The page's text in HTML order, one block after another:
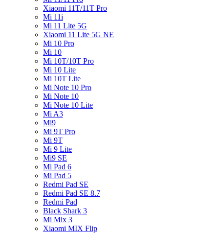
Xiaomi 11T/11T Pro
Mi 11i
Mi 11 Lite 5G
Xiaomi 11 Lite 5G NE
Mi 10 Pro
Mi 10
Mi 10T/10T Pro
Mi 10 Lite
Mi 10T Lite
Mi Note 10 Pro
Mi Note 10
Mi Note 10 Lite
Mi A3
Mi9
Mi 9T Pro
Mi 9T
Mi 9 Lite
Mi9 SE
Mi Pad 6
Mi Pad 5
Redmi Pad SE
Redmi Pad SE 8.7
Redmi Pad
Black Shark 3
Mi Mix 3
Xiaomi MIX Flip